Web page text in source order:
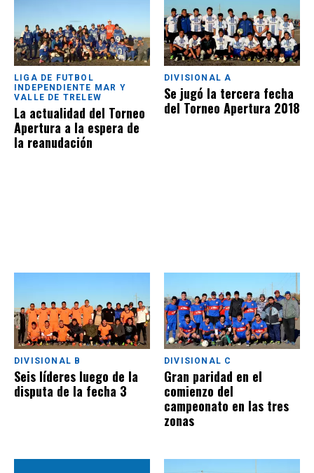
LIGA DE FUTBOL
INDEPENDIENTE MAR Y
VALLE DE TRELEW
La actualidad del Torneo
Apertura a la espera de
la reanudación
DIVISIONAL A
Se jugó la tercera fecha
del Torneo Apertura 2018
DIVISIONAL B
Seis líderes luego de la
disputa de la fecha 3
DIVISIONAL C
Gran paridad en el
comienzo del
campeonato en las tres
zonas